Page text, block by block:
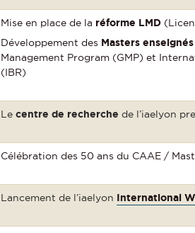
Mise en place de la réforme LMD
Développement des Masters
Management Program (GMP) et
(IBR)
Lecentre de recherche de l’iaelyon
Célébration des 50 ans du CAAE /
Lancement de l’iaelyon International